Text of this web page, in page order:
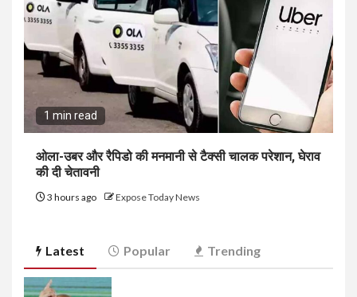
1 min read
ओला-उबर और रैपिडो की मनमानी से टैक्सी चालक परेशान, घेराव
की दी चेतावनी
3 hours ago Expose Today News
Latest Popular Trending